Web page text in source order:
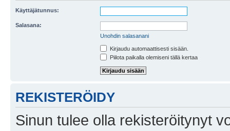
Käyttäjätunnus:
Salasana:
Unohdin salasanani
Kirjaudu automaattisesti sisään.
Piilota paikalla olemiseni tällä kertaa
REKISTERÖIDY
Sinun tulee olla rekisteröitynyt